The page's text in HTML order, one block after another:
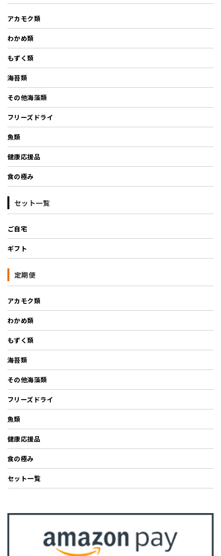
アカモク類
わかめ類
もずく類
海苔類
その他海藻類
フリーズドライ
魚類
健康応援品
食の極み
セット一覧
ご自宅
ギフト
定期便
アカモク類
わかめ類
もずく類
海苔類
その他海藻類
フリーズドライ
魚類
健康応援品
食の極み
セット一覧